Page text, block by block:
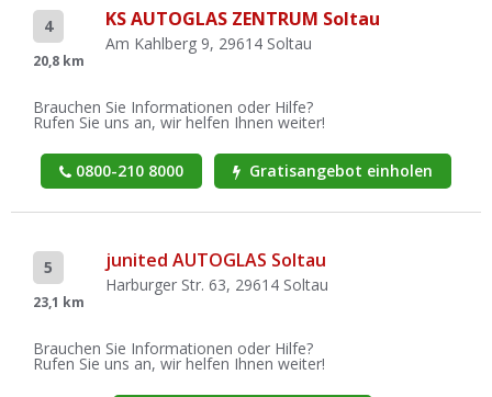
4
20,8 km
KS AUTOGLAS ZENTRUM Soltau
Am Kahlberg 9, 29614 Soltau
Brauchen Sie Informationen oder Hilfe?
Rufen Sie uns an, wir helfen Ihnen weiter!
0800-210 8000 Gratisangebot einholen
5
23,1 km
junited AUTOGLAS Soltau
Harburger Str. 63, 29614 Soltau
Brauchen Sie Informationen oder Hilfe?
Rufen Sie uns an, wir helfen Ihnen weiter!